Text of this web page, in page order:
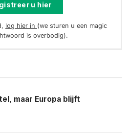
u hier
log hier in (we sturen u een magic
is overbodig).
maar Europa blijft